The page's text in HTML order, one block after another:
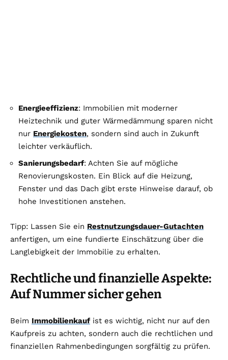
Energieeffizienz: Immobilien mit moderner
Heiztechnik und guter Wärmedämmung sparen nicht
nur Energiekosten, sondern sind auch in Zukunft
leichter verkäuflich.
Sanierungsbedarf: Achten Sie auf mögliche
Renovierungskosten. Ein Blick auf die Heizung,
Fenster und das Dach gibt erste Hinweise darauf, ob
hohe Investitionen anstehen.
Tipp: Lassen Sie ein Restnutzungsdauer-Gutachten
anfertigen, um eine fundierte Einschätzung über die
Langlebigkeit der Immobilie zu erhalten.
Rechtliche und finanzielle Aspekte:
Auf Nummer sicher gehen
Beim Immobilienkaufist es wichtig, nicht nur auf den
Kaufpreis zu achten, sondern auch die rechtlichen und
finanziellen Rahmenbedingungen sorgfältig zu prüfen.